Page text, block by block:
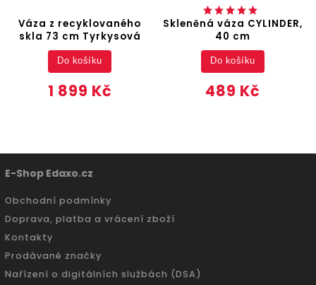
Váza z recyklovaného
skla 73 cm Tyrkysová
1 899 Kč
Do košíku
Skleněná váza CYLINDER,
40 cm
489 Kč
Do košíku
E-Shop Edaxo.cz
Obchodní podmínky
Doprava, platba a vrácení zboží
Kontakty
Prodávané značky
Nařízení o digitálních službách (DSA)